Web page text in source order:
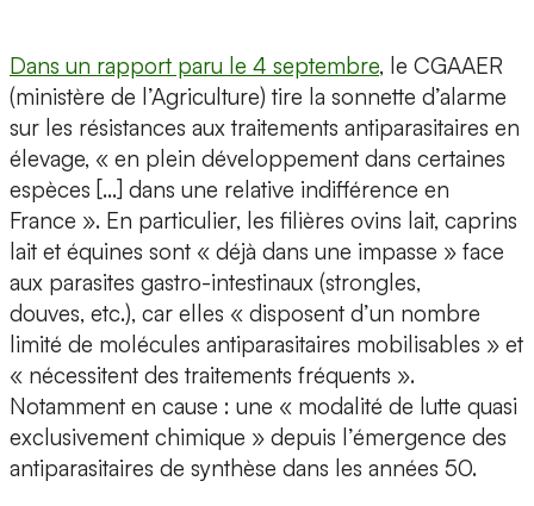
Dans un rapport paru le 4 septembre, le CGAAER
(ministère de l’Agriculture) tire la sonnette d’alarme
sur les résistances aux traitements antiparasitaires en
élevage, « en plein développement dans certaines
espèces […] dans une relative indifférence en
France ». En particulier, les filières ovins lait, caprins
lait et équines sont « déjà dans une impasse » face
aux parasites gastro-intestinaux (strongles,
douves, etc.), car elles « disposent d’un nombre
limité de molécules antiparasitaires mobilisables » et
« nécessitent des traitements fréquents ».
Notamment en cause : une « modalité de lutte quasi
exclusivement chimique » depuis l’émergence des
antiparasitaires de synthèse dans les années 50.